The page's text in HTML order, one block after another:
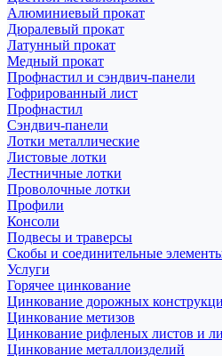
Алюминиевый прокат
Дюралевый прокат
Латунный прокат
Медный прокат
Профнастил и сэндвич-панели
Гофрированный лист
Профнастил
Сэндвич-панели
Лотки металлические
Листовые лотки
Лестничные лотки
Проволочные лотки
Профили
Консоли
Подвесы и траверсы
Скобы и соединительные
Услуги
Горячее цинкование
Цинкование дорожных
Цинкование метизов
Цинкование рифленых листов и
Цинкование металлоизделий